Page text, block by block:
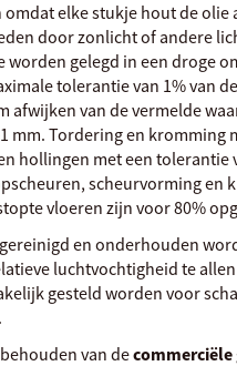
elke stukje hout de
door zonlicht of andere
gelegd in een droge
tolerantie van 1% van
afwijken van de vermelde
mm. Tordering en kromming
hollingen met een tolerantie
scheurvorming en
vloeren zijn voor 80%
en onderhouden
luchtvochtigheid te
gesteld worden voor
van de